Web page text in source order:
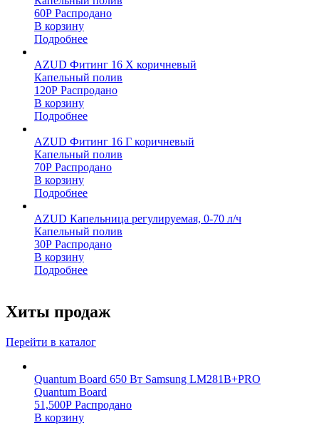
60Р Распродано
В корзину
Подробнее
AZUD Фитинг 16 Х коричневый
Капельный полив
120Р Распродано
В корзину
Подробнее
AZUD Фитинг 16 Г коричневый
Капельный полив
70Р Распродано
В корзину
Подробнее
AZUD Капельница регулируемая, 0-70 л/ч
Капельный полив
30Р Распродано
В корзину
Подробнее
Хиты продаж
Перейти в каталог
Quantum Board 650 Вт Samsung LM281B+PRO
Quantum Board
51,500Р Распродано
В корзину